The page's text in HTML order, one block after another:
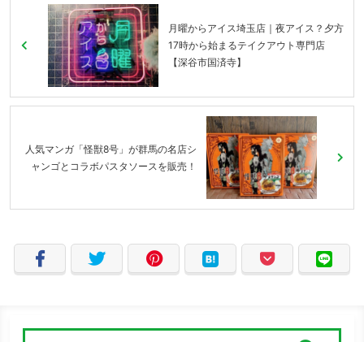
月曜からアイス埼玉店｜夜アイス？夕方
17時から始まるテイクアウト専門店
【深谷市国済寺】
人気マンガ「怪獣8号」が群馬の名店シ
ャンゴとコラボパスタソースを販売！